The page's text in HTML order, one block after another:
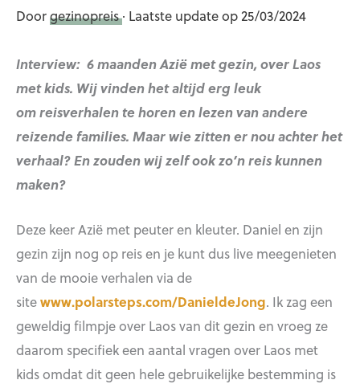
Doorgezinopreis· Laatste update op 25/03/2024
Interview: 6 maanden Azië met gezin, over Laos
met kids. Wij vinden het altijd erg leuk
om reisverhalen te horen en lezen van andere
reizende families. Maar wie zitten er nou achter het
verhaal? En zouden wij zelf ook zo’n reis kunnen
maken?
Deze keer Azië met peuter en kleuter. Daniel en zijn
gezin zijn nog op reis en je kunt dus live meegenieten
van de mooie verhalen via de
sitewww.polarsteps.com/DanieldeJong. Ik zag een
geweldig filmpje over Laos van dit gezin en vroeg ze
daarom specifiek een aantal vragen over Laos met
kids omdat dit geen hele gebruikelijke bestemming is